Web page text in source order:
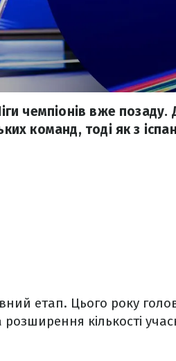
чемпіонів вже позаду.
команд, тоді як з
етап. Цього року
кількості